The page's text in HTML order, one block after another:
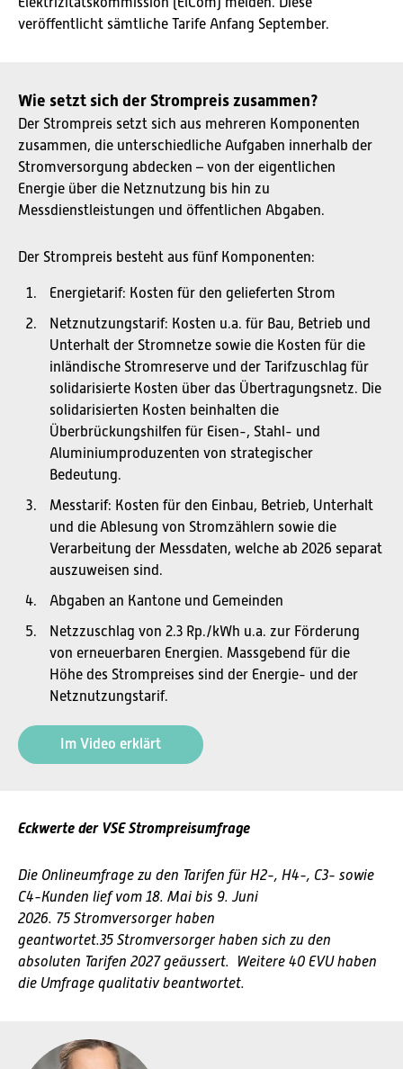
veröffentlicht sämtliche Tarife Anfang September.
Wie setzt sich der Strompreis zusammen?
Der Strompreis setzt sich aus mehreren Komponenten
zusammen, die unterschiedliche Aufgaben innerhalb der
Stromversorgung abdecken – von der eigentlichen
Energie über die Netznutzung bis hin zu
Messdienstleistungen und öffentlichen Abgaben.
Der Strompreis besteht aus fünf Komponenten:
Energietarif: Kosten für den gelieferten Strom
Netznutzungstarif: Kosten u.a. für Bau, Betrieb und
Unterhalt der Stromnetze sowie die Kosten für die
inländische Stromreserve und der Tarifzuschlag für
solidarisierte Kosten über das Übertragungsnetz. Die
solidarisierten Kosten beinhalten die
Überbrückungshilfen für Eisen-, Stahl- und
Aluminiumproduzenten von strategischer
Bedeutung.
Messtarif: Kosten für den Einbau, Betrieb, Unterhalt
und die Ablesung von Stromzählern sowie die
Verarbeitung der Messdaten, welche ab 2026 separat
auszuweisen sind.
Abgaben an Kantone und Gemeinden
Netzzuschlag von 2.3 Rp./kWh u.a. zur Förderung
von erneuerbaren Energien. Massgebend für die
Höhe des Strompreises sind der Energie- und der
Netznutzungstarif.
Im Video erklärt
Eckwerte der VSE Strompreisumfrage
Die Onlineumfrage zu den Tarifen für H2-, H4-, C3- sowie
C4-Kunden lief vom 18. Mai bis 9. Juni
2026. 75 Stromversorger haben
geantwortet.35 Stromversorger haben sich zu den
absoluten Tarifen 2027 geäussert. Weitere 40 EVU haben
die Umfrage qualitativ beantwortet.